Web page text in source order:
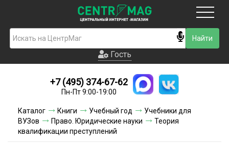
Гость
Новинки
Условия доставки
Условия оплаты
Гость
+7 (495) 374-67-62
Пн-Пт 9:00-19:00
Каталог Книги Учебный год
Учебники для
ВУЗов
Право. Юридические науки
Теория
квалификации преступлений